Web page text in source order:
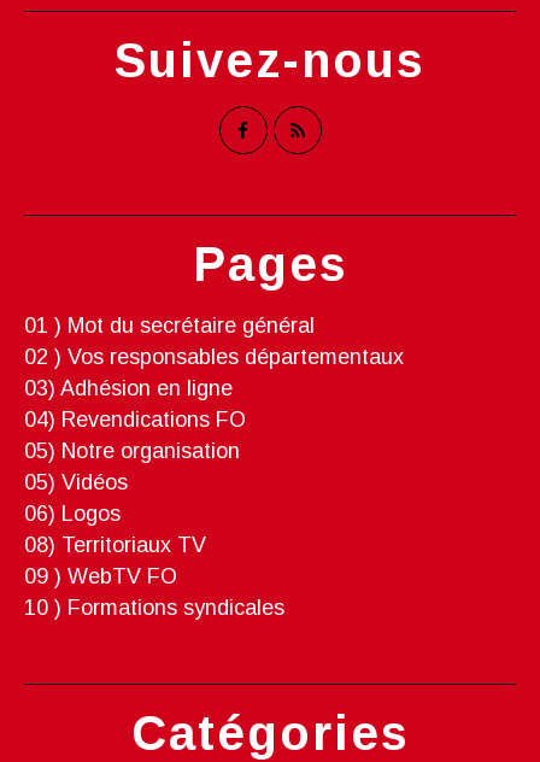
Catégories
Pages
01 ) Mot du secrétaire général
02 ) Vos responsables départementaux
03) Adhésion en ligne
04) Revendications FO
05) Notre organisation
05) Vidéos
06) Logos
08) Territoriaux TV
09 ) WebTV FO
10 ) Formations syndicales
Suivez-nous